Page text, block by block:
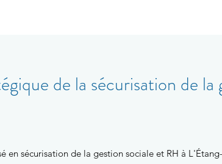
de la sécurisation de
en sécurisation de la gestion sociale et RH à